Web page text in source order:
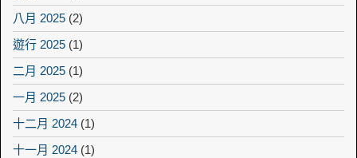
八月 2025 (2)
遊行 2025 (1)
二月 2025 (1)
一月 2025 (2)
十二月 2024 (1)
十一月 2024 (1)